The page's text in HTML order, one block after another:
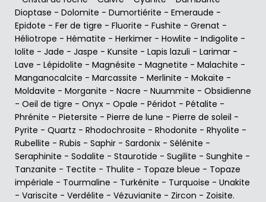
Dioptase - Dolomite - Dumortiérite - Emeraude -
Epidote - Fer de tigre - Fluorite - Fushite - Grenat -
Héliotrope - Hématite - Herkimer - Howlite - Indigolite -
Iolite - Jade - Jaspe - Kunsite - Lapis lazuli - Larimar -
Lave - Lépidolite - Magnésite - Magnetite - Malachite -
Manganocalcite - Marcassite - Merlinite - Mokaïte -
Moldavite - Morganite - Nacre - Nuummite - Obsidienne
- Oeil de tigre - Onyx - Opale - Péridot - Pétalite -
Phrénite - Pietersite - Pierre de lune - Pierre de soleil -
Pyrite - Quartz - Rhodochrosite - Rhodonite - Rhyolite -
Rubellite - Rubis - Saphir - Sardonix - Sélénite -
Seraphinite - Sodalite - Staurotide - Sugilite - Sunghite -
Tanzanite - Tectite - Thulite - Topaze bleue - Topaze
impériale - Tourmaline - Turkénite - Turquoise - Unakite
- Variscite - Verdélite - Vézuvianite - Zircon - Zoisite.